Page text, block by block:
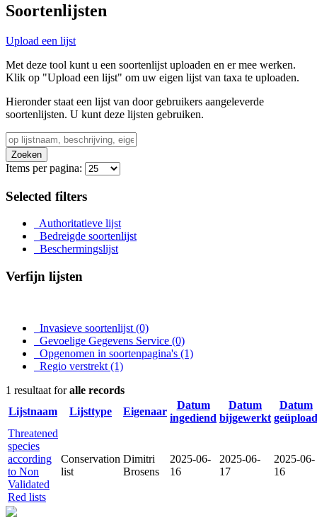
Soortenlijsten
Upload een lijst
Met deze tool kunt u een soortenlijst uploaden en er mee werken.
Klik op "Upload een lijst" om uw eigen lijst van taxa te uploaden.
Hieronder staat een lijst van door gebruikers aangeleverde
soortenlijsten. U kunt deze lijsten gebruiken.
Zoeken
Items per pagina:
Selected filters
Authoritatieve lijst
Bedreigde soortenlijst
Beschermingslijst
Verfijn lijsten
Invasieve soortenlijst (0)
Gevoelige Gegevens Service (0)
Opgenomen in soortenpagina's (1)
Regio verstrekt (1)
1 resultaat foralle records
Lijstnaam
Lijsttype Eigenaar
Datum
ingediend
Datum
bijgewerkt
Datum
geüpload
Threatened
species
according
to Non
Validated
Red lists
Conservation
list
Dimitri
Brosens
2025-06-
16
2025-06-
17
2025-06-
16